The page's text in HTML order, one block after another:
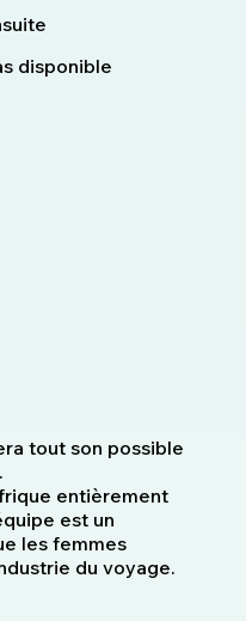
disponible
tout son possible
entièrement
est un
les femmes
du voyage.